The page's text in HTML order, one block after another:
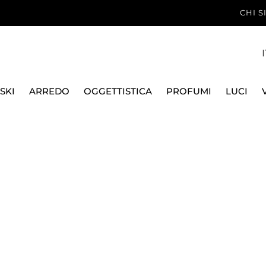
CHI
ARREDO OGGETTISTICA PROFUMI LUCI